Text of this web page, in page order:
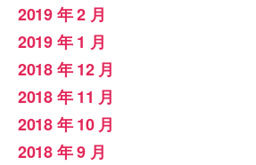
2019 年 2 月
2019 年 1 月
2018 年 12 月
2018 年 11 月
2018 年 10 月
2018 年 9 月